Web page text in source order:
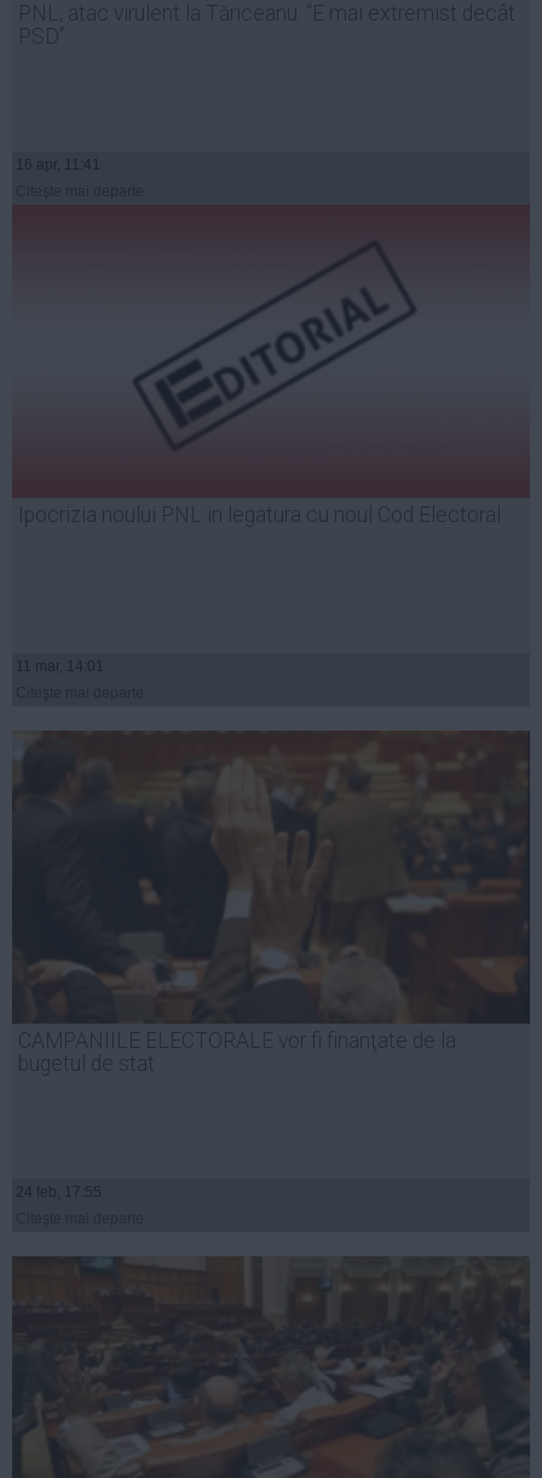
PNL, atac virulent la Tăriceanu: “E mai extremist decât
PSD”
16 apr, 11:41
Ipocrizia noului PNL in legatura cu noul Cod Electoral
11 mar, 14:01
CAMPANIILE ELECTORALE vor fi finanţate de la
bugetul de stat
24 feb, 17:55